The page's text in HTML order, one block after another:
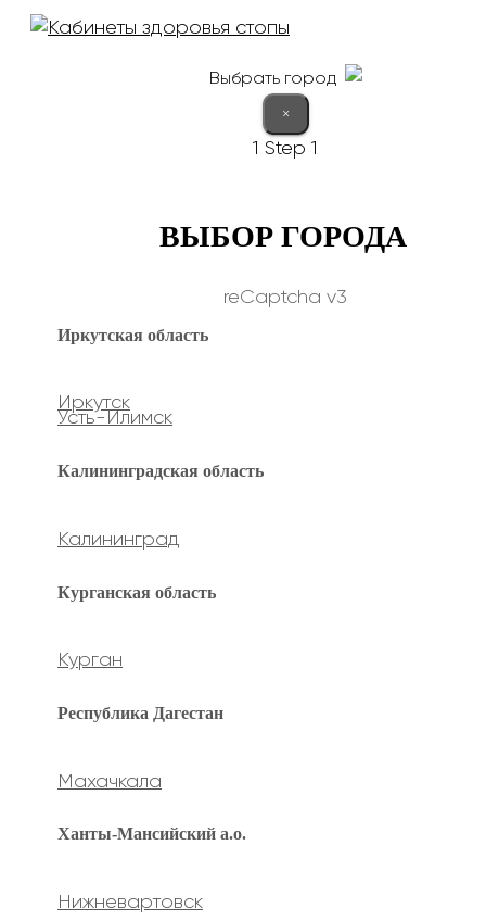
Выбрать город
×
1 Step 1
ВЫБОР ГОРОДА
reCaptcha v3
Иркутская область
Иркутск
Усть-Илимск
Калининградская область
Калининград
Курганская область
Курган
Республика Дагестан
Махачкала
Ханты-Мансийский а.о.
Нижневартовск